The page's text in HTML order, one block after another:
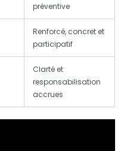
préventive
Renforcé, concret et
participatif
Clarté et
responsabilisation
accrues